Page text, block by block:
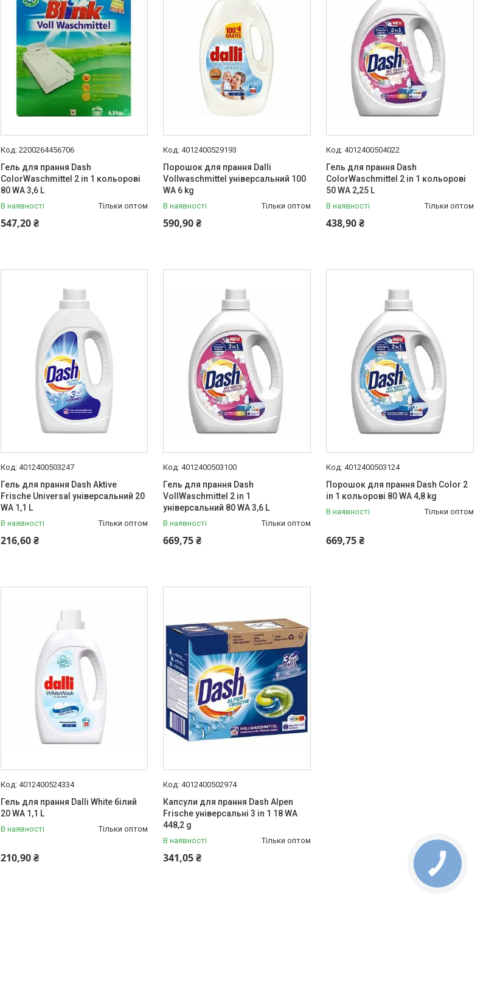
2200264456706
Гель для прання Dash
ColorWaschmittel 2 in 1 кольорові
80 WA 3,6 L
В наявності Тільки оптом
547,20 ₴
4012400529193
Порошок для прання Dalli
Vollwaschmittel універсальний 100
WA 6 kg
В наявності Тільки оптом
590,90 ₴
4012400504022
Гель для прання Dash
ColorWaschmittel 2 in 1 кольорові
50 WA 2,25 L
В наявності Тільки оптом
438,90 ₴
4012400503247
Гель для прання Dash Aktive
Frische Universal універсальний 20
WA 1,1 L
В наявності Тільки оптом
216,60 ₴
4012400503100
Гель для прання Dash
VollWaschmittel 2 in 1
універсальний 80 WA 3,6 L
В наявності Тільки оптом
669,75 ₴
4012400503124
Порошок для прання Dash Color 2
in 1 кольорові 80 WA 4,8 kg
В наявності Тільки оптом
669,75 ₴
4012400524334
Гель для прання Dalli White білий
20 WA 1,1 L
В наявності Тільки оптом
210,90 ₴
4012400502974
Капсули для прання Dash Alpen
Frische універсальні 3 in 1 18 WA
448,2 g
В наявності Тільки оптом
341,05 ₴